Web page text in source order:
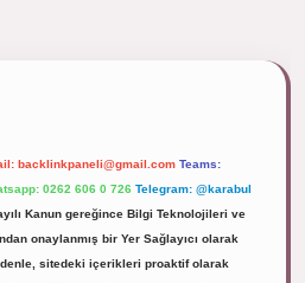
backlinkpaneli@gmail.com Teams:
0262 606 0 726 Telegram: @karabul
Kanun gereğince Bilgi Teknolojileri ve
onaylanmış bir Yer Sağlayıcı olarak
sitedeki içerikleri proaktif olarak